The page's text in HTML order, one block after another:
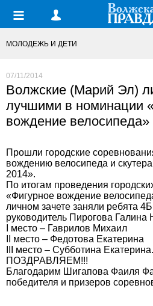
МОЛОДЕЖЬ И ДЕТИ
07/11/2014
Волжские (Марий Эл)
лучшими в номинации
вождение велосипеда»
Прошли городские
вождению велосипеда и
2014».
По итогам проведения
«Фигурное вождение
личном зачете заняли ребята
руководитель Пирогова Галина
I место – Гаврилов Михаил
II место – Федотова Екатерина
III место – Субботина Екатерина.
ПОЗДРАВЛЯЕМ!!!
Благодарим Шигапова Фаиля
победителя и призеров